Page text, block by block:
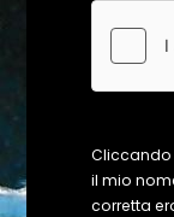
Cliccando
il mio
corretta